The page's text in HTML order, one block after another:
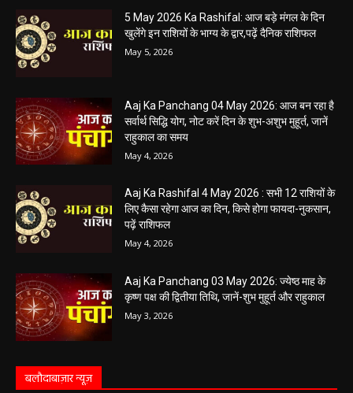
5 May 2026 Ka Rashifal: आज बड़े मंगल के दिन
खुलेंगे इन राशियों के भाग्य के द्वार,पढ़ें दैनिक राशिफल
May 5, 2026
Aaj Ka Panchang 04 May 2026: आज बन रहा है
सर्वार्थ सिद्धि योग, नोट करें दिन के शुभ-अशुभ मुहूर्त, जानें
राहुकाल का समय
May 4, 2026
Aaj Ka Rashifal 4 May 2026 : सभी 12 राशियों के
लिए कैसा रहेगा आज का दिन, किसे होगा फायदा-नुकसान,
पढ़ें राशिफल
May 4, 2026
Aaj Ka Panchang 03 May 2026: ज्येष्ठ माह के
कृष्ण पक्ष की द्वितीया तिथि, जानें-शुभ मुहूर्त और राहुकाल
May 3, 2026
बलौदाबाज़ार न्यूज़